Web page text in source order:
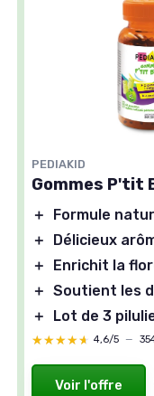
PEDIAKID
Gommes P'tit
＋
Formule
＋
Délicieux
＋
Enrichit la
＋ Soutient les
＋
Lot de 3
★★★★★
★★★★★ 4,6/5 —
Voir l'offre